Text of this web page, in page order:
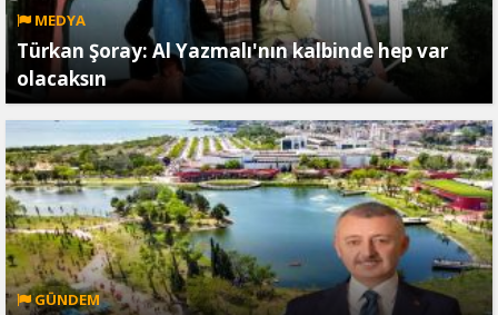
MEDYA
Türkan Şoray: Al Yazmalı'nın kalbinde hep var
olacaksın
GÜNDEM